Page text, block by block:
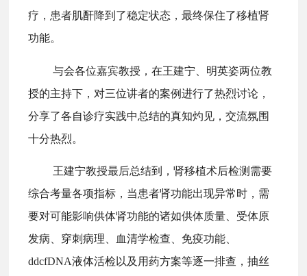
疗，患者肌酐降到了稳定状态，最终保住了移植肾
功能。
与会各位嘉宾教授，在王建宁、明英姿两位教
授的主持下，对三位讲者的案例进行了热烈讨论，
分享了各自诊疗实践中总结的真知灼见，交流氛围
十分热烈。
王建宁教授最后总结到，肾移植术后检测需要
综合考量各项指标，当患者肾功能出现异常时，需
要对可能影响供体肾功能的诸如供体质量、受体原
发病、穿刺病理、血清学检查、免疫功能、
ddcfDNA液体活检以及用药方案等逐一排查，抽丝